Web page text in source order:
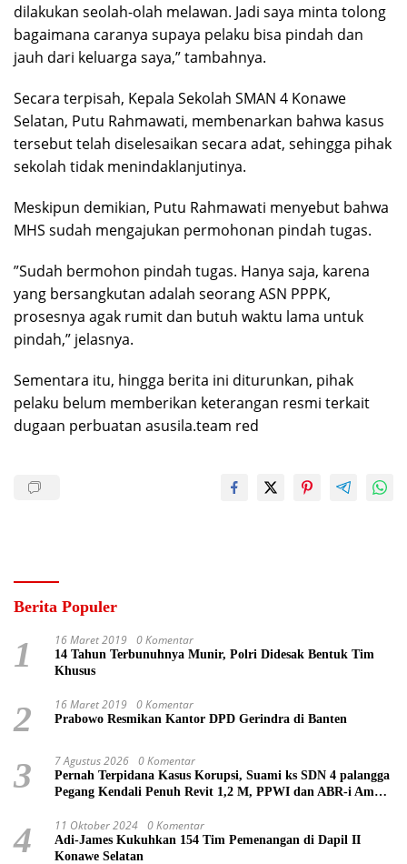
dilakukan seolah-olah melawan. Jadi saya minta tolong
bagaimana caranya supaya pelaku bisa pindah dan
jauh dari keluarga saya,” tambahnya.
‎Secara terpisah, Kepala Sekolah SMAN 4 Konawe
Selatan, Putu Rahmawati, membenarkan bahwa kasus
tersebut telah diselesaikan secara adat, sehingga pihak
sekolah tidak menindaklanjutinya.
‎Meskipun demikian, Putu Rahmawati menyebut bahwa
MHS sudah mengajukan permohonan pindah tugas.
‎”Sudah bermohon pindah tugas. Hanya saja, karena
yang bersangkutan adalah seorang ASN PPPK,
prosesnya agak rumit dan butuh waktu lama untuk
pindah,” jelasnya.
‎Sementara itu, hingga berita ini diturunkan, pihak
pelaku belum memberikan keterangan resmi terkait
dugaan perbuatan asusila.team red
Berita Populer
1 16 Maret 2019 0 Komentar
14 Tahun Terbunuhnya Munir, Polri Didesak Bentuk Tim
Khusus
2 16 Maret 2019 0 Komentar
Prabowo Resmikan Kantor DPD Gerindra di Banten
3 7 Agustus 2026 0 Komentar
Pernah Terpidana Kasus Korupsi, Suami ks SDN 4 palangga
Pegang Kendali Penuh Revit 1,2 M, PPWI dan ABR-i Ambil
4 11 Oktober 2024 0 Komentar
Adi-James Kukuhkan 154 Tim Pemenangan di Dapil II
Konawe Selatan